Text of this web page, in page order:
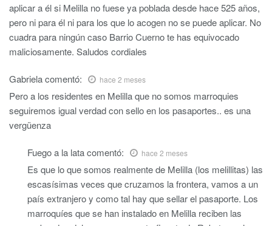
aplicar a él si Melilla no fuese ya poblada desde hace 525 años,
pero ni para él ni para los que lo acogen no se puede aplicar. No
cuadra para ningún caso Barrio Cuerno te has equivocado
maliciosamente. Saludos cordiales
Gabrielacomentó: hace 2 meses
Pero a los residentes en Melilla que no somos marroquies
seguiremos igual verdad con sello en los pasaportes.. es una
vergüenza
Fuego a la latacomentó: hace 2 meses
Es que lo que somos realmente de Melilla (los melillitas) las
escasísimas veces que cruzamos la frontera, vamos a un
país extranjero y como tal hay que sellar el pasaporte. Los
marroquíes que se han instalado en Melilla reciben las